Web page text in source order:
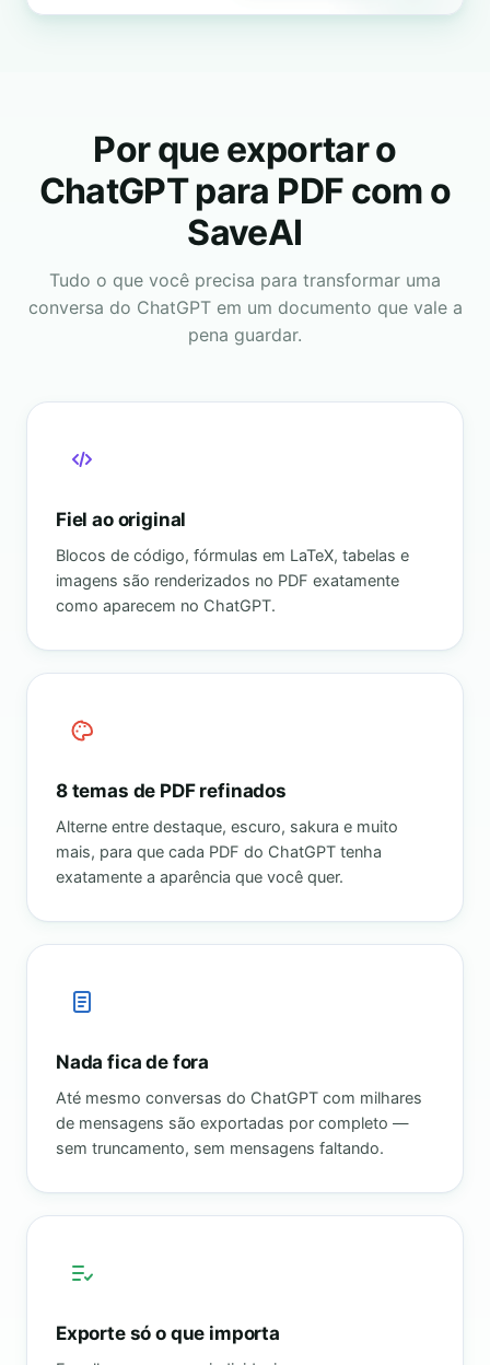
Por que exportar o
ChatGPT para PDF com o
SaveAI
Tudo o que você precisa para transformar uma
conversa do ChatGPT em um documento que vale a
pena guardar.
Fiel ao original
Blocos de código, fórmulas em LaTeX, tabelas e
imagens são renderizados no PDF exatamente
como aparecem no ChatGPT.
8 temas de PDF refinados
Alterne entre destaque, escuro, sakura e muito
mais, para que cada PDF do ChatGPT tenha
exatamente a aparência que você quer.
Nada fica de fora
Até mesmo conversas do ChatGPT com milhares
de mensagens são exportadas por completo —
sem truncamento, sem mensagens faltando.
Exporte só o que importa